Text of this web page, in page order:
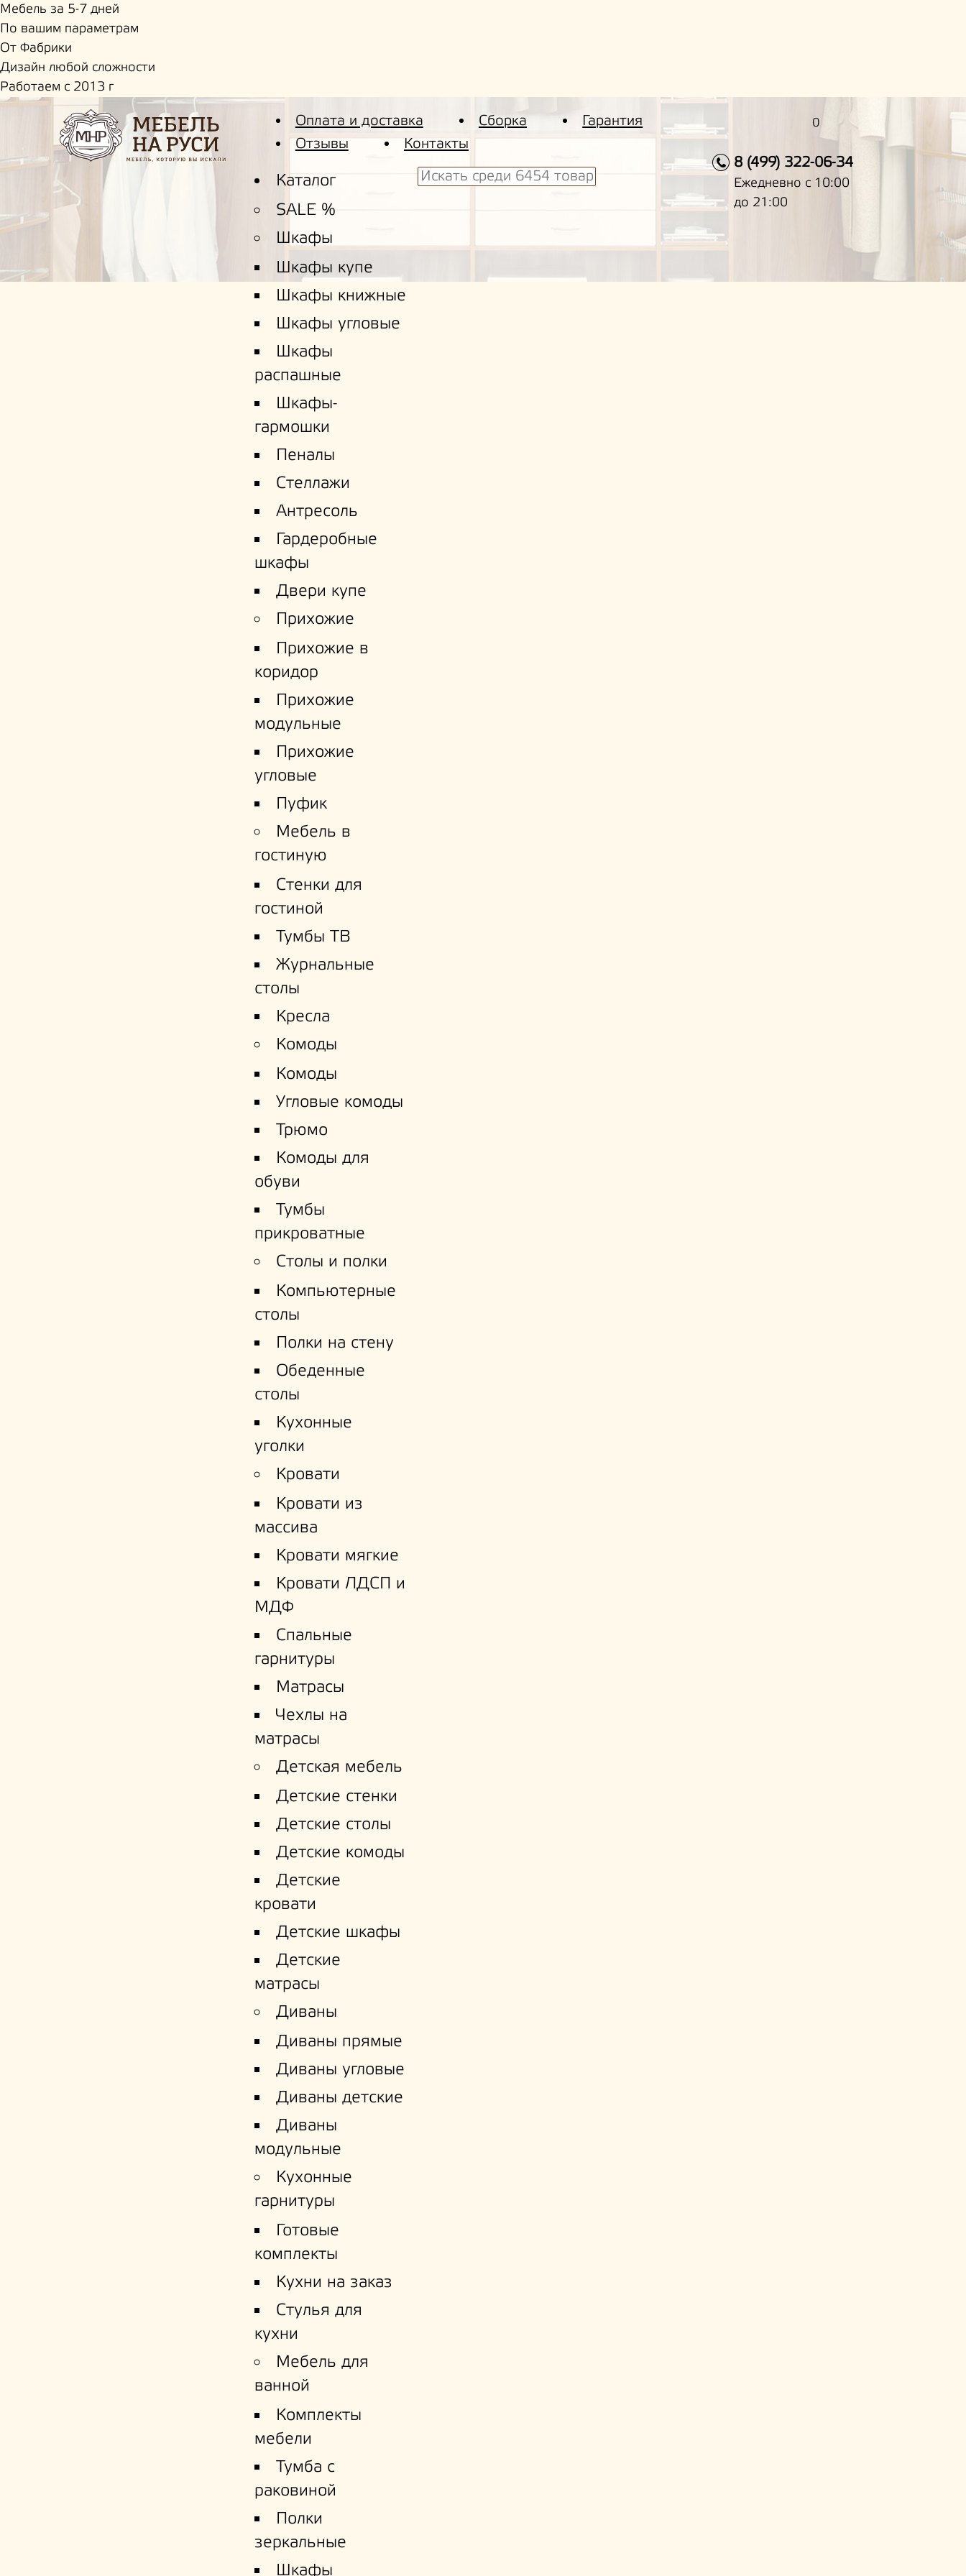
Мебель за 5-7 дней
По вашим параметрам
От Фабрики
Дизайн любой сложности
Работаем с 2013 г
Оплата и доставка Сборка
Гарантия
Отзывы
Контакты
Каталог
SALE %
Шкафы
Шкафы купе
Шкафы книжные
Шкафы угловые
Шкафы
распашные
Шкафы-
гармошки
Пеналы
Стеллажи
Антресоль
Гардеробные
шкафы
Двери купе
Прихожие
Прихожие в
коридор
Прихожие
модульные
Прихожие
угловые
Пуфик
Мебель в
гостиную
Стенки для
гостиной
Тумбы ТВ
Журнальные
столы
Кресла
Комоды
Комоды
Угловые комоды
Трюмо
Комоды для
обуви
Тумбы
прикроватные
Столы и полки
Компьютерные
столы
Полки на стену
Обеденные
столы
Кухонные
уголки
Кровати
Кровати из
массива
Кровати мягкие
Кровати ЛДСП и
МДФ
Спальные
гарнитуры
Матрасы
Чехлы на
матрасы
Детская мебель
Детские стенки
Детские столы
Детские комоды
Детские
кровати
Детские шкафы
Детские
матрасы
Диваны
Диваны прямые
Диваны угловые
Диваны детские
Диваны
модульные
Кухонные
гарнитуры
Готовые
комплекты
Кухни на заказ
Стулья для
кухни
Мебель для
ванной
Комплекты
мебели
Тумба с
раковиной
Полки
зеркальные
Шкафы
0
8 (499) 322-06-34
Ежедневно с 10:00
до 21:00